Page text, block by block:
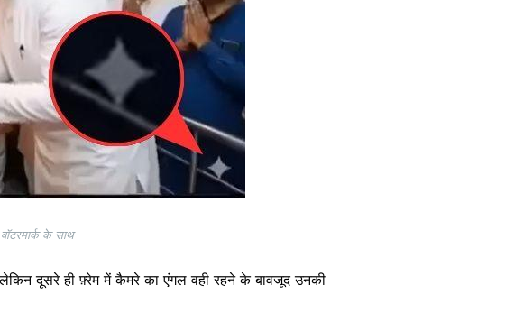
के साथ
दूसरे ही फ़्रेम में कैमरे का एंगल वही रहने के बावजूद उनकी